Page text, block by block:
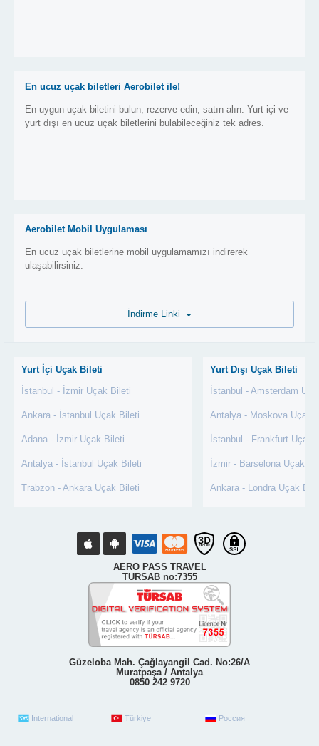
En ucuz uçak biletleri Aerobilet ile!
En uygun uçak biletini bulun, rezerve edin, satın alın. Yurt içi ve
yurt dışı en ucuz uçak biletlerini bulabileceğiniz tek adres.
Aerobilet Mobil Uygulaması
En ucuz uçak biletlerine mobil uygulamamızı indirerek
ulaşabilirsiniz.
Yurt İçi Uçak Bileti
İstanbul - İzmir Uçak Bileti
Ankara - İstanbul Uçak Bileti
Adana - İzmir Uçak Bileti
Antalya - İstanbul Uçak Bileti
Trabzon - Ankara Uçak Bileti
Yurt Dışı Uçak Bileti
İstanbul - Amsterdam
Antalya - Moskova Uçak
İstanbul - Frankfurt Uçak
İzmir - Barselona Uçak
Ankara - Londra Uçak
AERO PASS TRAVEL
TURSAB no:7355
Güzeloba Mah. Çağlayangil Cad. No:26/A
Muratpaşa / Antalya
0850 242 9720
International Türkiye Россия